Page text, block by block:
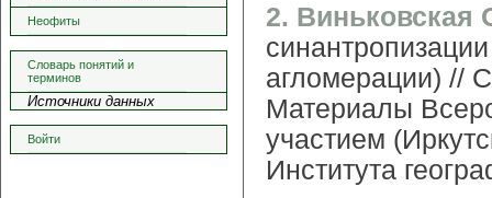
Неофиты
Словарь понятий и
терминов
Источники данных
Войти
2.
агломерации) //
Материалы
участием
Института